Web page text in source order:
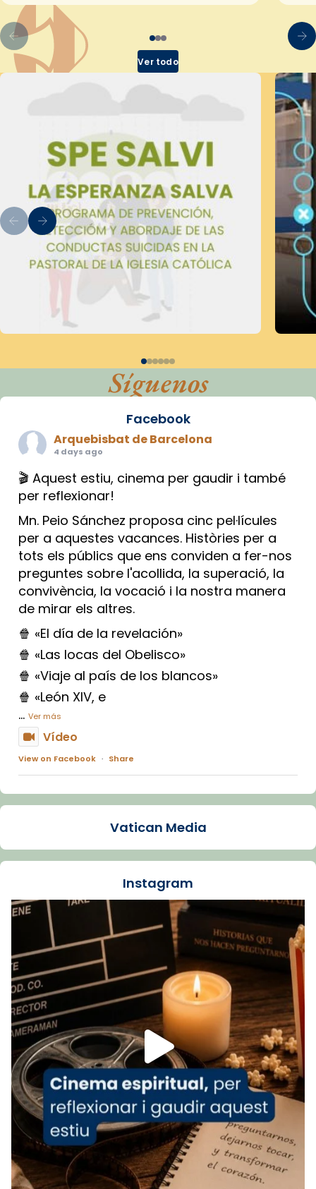
Ver todo
Síguenos
Facebook
Arquebisbat de Barcelona
4 days ago
🎬 Aquest estiu, cinema per gaudir i també
per reflexionar!
Mn. Peio Sánchez proposa cinc pel·lícules
per a aquestes vacances. Històries per a
tots els públics que ens conviden a fer-nos
preguntes sobre l'acollida, la superació, la
convivència, la vocació i la nostra manera
de mirar els altres.
🍿 «El día de la revelación»
🍿 «Las locas del Obelisco»
🍿 «Viaje al país de los blancos»
🍿 «León XIV, e
... Ver más
Vídeo
View on Facebook · Share
Arquebisbat de Barcelona
La Carmina va patir depressió. Fa gairebé
dos mesos, a l'Estadi Lluís Companys, la
Recupera l'entrevista comp
Vatican
tican News 👇
www.vaticannews.va/es/iglesia/news/2026-
07/carmina-historia-depresion-papa-viaje-
espana-testimoni...
Foto
View on Facebook · Share
Arquebisbat de Barcelona
2 weeks ago
«Avui les santes Juliana i Semproniana ens
ajuden a alçar la mirada»
Mons. Sergi Gordo, bisbe de Tortosa, ha
presidit aquest 27 de juliol la missa de Les
Vatican Media
Instagram